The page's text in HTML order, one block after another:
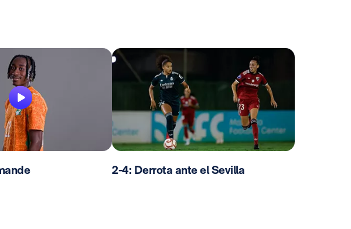
2-4: Derrota ante el Sevilla